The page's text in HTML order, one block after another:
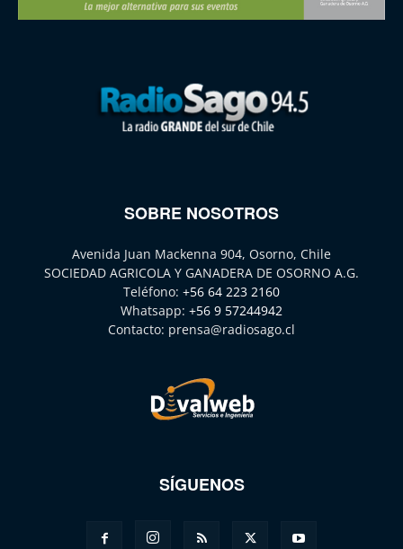
SOBRE NOSOTROS
Avenida Juan Mackenna 904, Osorno, Chile
SOCIEDAD AGRICOLA Y GANADERA DE OSORNO A.G.
Teléfono: +56 64 223 2160
Whatsapp: +56 9 57244942
Contacto: prensa@radiosago.cl
SÍGUENOS